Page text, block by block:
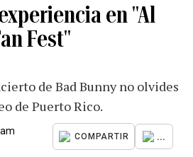
en "Al
Fest"
de Bad Bunny no olvides
de Puerto Rico.
COMPARTIR ...